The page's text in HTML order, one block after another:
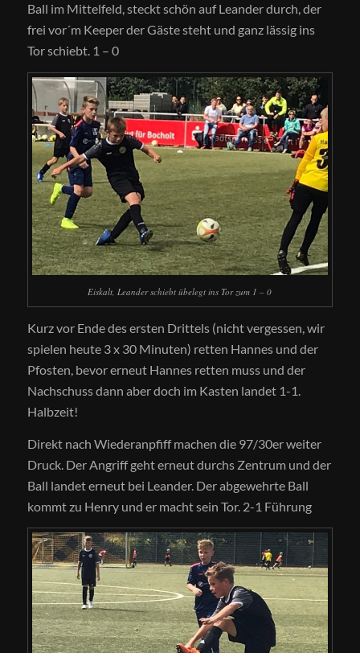
Ball im Mittelfeld, steckt schön auf Leander durch, der
frei vor´m Keeper der Gäste steht und ganz lässig ins
Tor schiebt. 1 – 0
Eiskalt, Leander schiebt übelegt ins Tor zum 1 – 0
Kurz vor Ende des ersten Drittels (nicht vergessen, wir
spielen heute 3 x 30 Minuten) retten Hannes und der
Pfosten, bevor erneut Hannes retten muss und der
Nachschuss dann aber doch im Kasten landet 1-1.
Halbzeit!
Direkt nach Wiederanpfiff machen die 97/30er weiter
Druck. Der Angriff geht erneut durchs Zentrum und der
Ball landet erneut bei Leander. Der abgewehrte Ball
kommt zu Henry und er macht sein Tor. 2-1 Führung